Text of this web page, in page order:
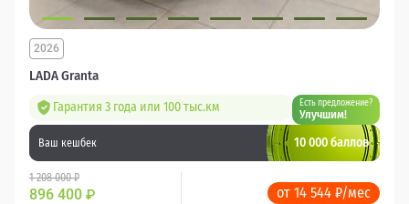
LADA Granta
2026
Гарантия 3 года или 100 тыс.км Есть предложение?
Улучшим!
Ваш кешбек 10 000 баллов
1 208 000 ₽
896 400 ₽ от 14 544 ₽/мес